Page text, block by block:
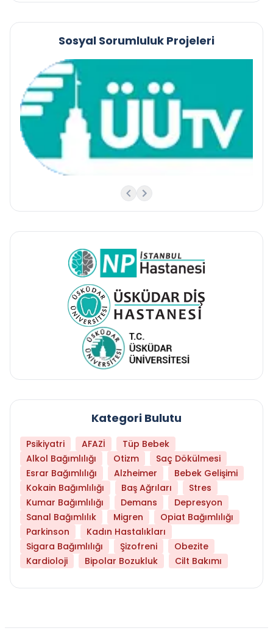
Sosyal Sorumluluk Projeleri
Kategori Bulutu
Psikiyatri AFAZİ
Tüp Bebek
Alkol Bağımlılığı
Otizm
Saç Dökülmesi
Esrar Bağımlılığı
Alzheimer
Bebek Gelişimi
Kokain Bağımlılığı
Baş Ağrıları
Stres
Kumar Bağımlılığı
Demans
Depresyon
Sanal Bağımlılık
Migren
Opiat Bağımlılığı
Parkinson
Kadın Hastalıkları
Sigara Bağımlılığı
Şizofreni
Obezite
Kardioloji
Bipolar Bozukluk Cilt Bakımı